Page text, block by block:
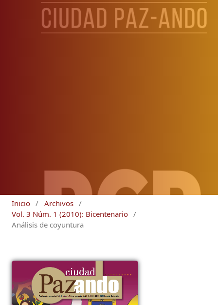
Inicio / Archivos /
Vol. 3 Núm. 1 (2010): Bicentenario /
Análisis de coyuntura